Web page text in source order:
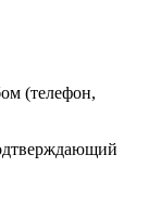
(телефон,